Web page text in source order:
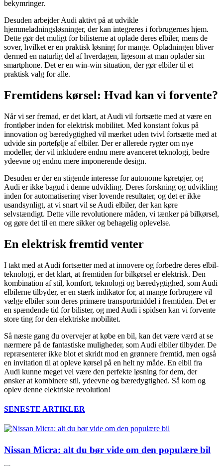
bekymringer.
Desuden arbejder Audi aktivt på at udvikle
hjemmeladningsløsninger, der kan integreres i forbrugernes hjem.
Dette gør det muligt for bilisterne at oplade deres elbiler, mens de
sover, hvilket er en praktisk løsning for mange. Opladningen bliver
dermed en naturlig del af hverdagen, ligesom at man oplader sin
smartphone. Det er en win-win situation, der gør elbiler til et
praktisk valg for alle.
Fremtidens kørsel: Hvad kan vi forvente?
Når vi ser fremad, er det klart, at Audi vil fortsætte med at være en
frontløber inden for elektrisk mobilitet. Med konstant fokus på
innovation og bæredygtighed vil mærket uden tvivl fortsætte med at
udvide sin portefølje af elbiler. Der er allerede rygter om nye
modeller, der vil inkludere endnu mere avanceret teknologi, bedre
ydeevne og endnu mere imponerende design.
Desuden er der en stigende interesse for autonome køretøjer, og
Audi er ikke bagud i denne udvikling. Deres forskning og udvikling
inden for automatisering viser lovende resultater, og det er ikke
usandsynligt, at vi snart vil se Audi elbiler, der kan køre
selvstændigt. Dette ville revolutionere måden, vi tænker på bilkørsel,
og gøre det til en mere sikker og behagelig oplevelse.
En elektrisk fremtid venter
I takt med at Audi fortsætter med at innovere og forbedre deres elbil-
teknologi, er det klart, at fremtiden for bilkørsel er elektrisk. Den
kombination af stil, komfort, teknologi og bæredygtighed, som Audi
elbilerne tilbyder, er en stærk indikator for, at mange forbrugere vil
vælge elbiler som deres primære transportmiddel i fremtiden. Det er
en spændende tid for bilister, og med Audi i spidsen kan vi forvente
store ting for den elektriske mobilitet.
Så næste gang du overvejer at købe en bil, kan det være værd at se
nærmere på de fantastiske muligheder, som Audi elbiler tilbyder. De
repræsenterer ikke blot et skridt mod en grønnere fremtid, men også
en invitation til at opleve kørsel på en helt ny måde. En elbil fra
Audi kunne meget vel være den perfekte løsning for dem, der
ønsker at kombinere stil, ydeevne og bæredygtighed. Så kom og
oplev denne elektriske revolution!
SENESTE ARTIKLER
Nissan Micra: alt du bør vide om den populære bil